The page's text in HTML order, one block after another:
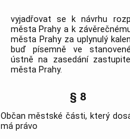
vyjadřovat se k návrhu
města Prahy a k
města Prahyza uplynulý
buď písemně ve
ústně na zasedání
města Prahy.
§ 8
Občan městské části, který
má právo